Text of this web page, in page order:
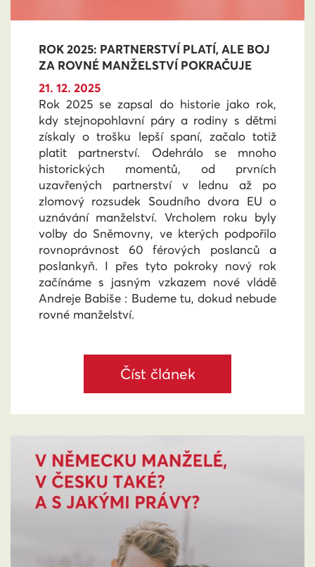
ROK 2025: PARTNERSTVÍ PLATÍ, ALE BOJ
ZA ROVNÉ MANŽELSTVÍ POKRAČUJE
21. 12. 2025
Rok 2025 se zapsal do historie jako rok,
kdy stejnopohlavní páry a rodiny s dětmi
získaly o trošku lepší spaní, začalo totiž
platit partnerství. Odehrálo se mnoho
historických momentů, od prvních
uzavřených partnerství v lednu až po
zlomový rozsudek Soudního dvora EU o
uznávání manželství. Vrcholem roku byly
volby do Sněmovny, ve kterých podpořilo
rovnoprávnost 60 férových poslanců a
poslankyň. I přes tyto pokroky nový rok
začínáme s jasným vzkazem nové vládě
Andreje Babiše : Budeme tu, dokud nebude
rovné manželství.
Číst článek